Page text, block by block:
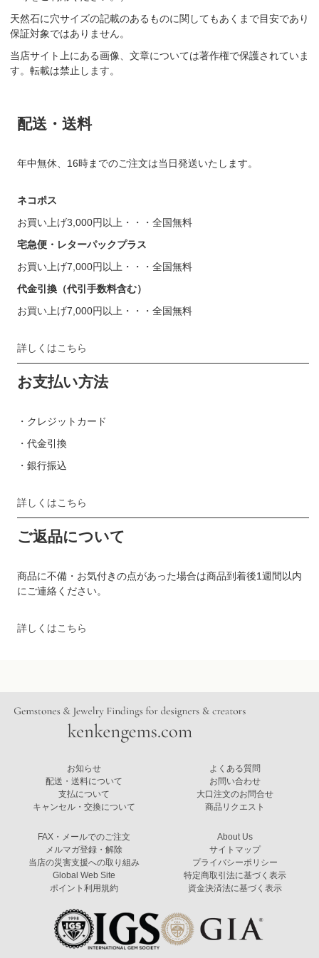
天然石に穴サイズの記載のあるものに関してもあくまで目安であり
保証対象ではありません。
当店サイト上にある画像、文章については著作権で保護されていま
す。転載は禁止します。
配送・送料
年中無休、16時までのご注文は当日発送いたします。
ネコポス
お買い上げ3,000円以上・・・全国無料
宅急便・レターパックプラス
お買い上げ7,000円以上・・・全国無料
代金引換（代引手数料含む）
お買い上げ7,000円以上・・・全国無料
詳しくはこちら
お支払い方法
・クレジットカード
・代金引換
・銀行振込
詳しくはこちら
ご返品について
商品に不備・お気付きの点があった場合は商品到着後1週間以内
にご連絡ください。
詳しくはこちら
お知らせ
配送・送料について
支払について
キャンセル・交換について
よくある質問
お問い合わせ
大口注文のお問合せ
商品リクエスト
FAX・メールでのご注文
メルマガ登録・解除
当店の災害支援への取り組み
Global Web Site
ポイント利用規約
About Us
サイトマップ
プライバシーポリシー
特定商取引法に基づく表示
資金決済法に基づく表示